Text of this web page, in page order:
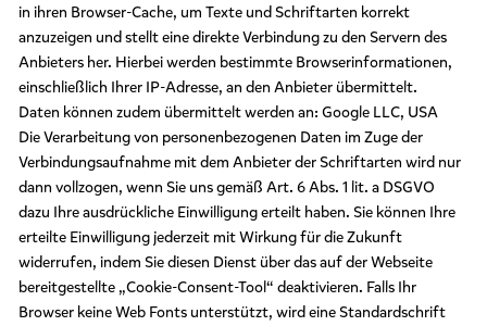
in ihren Browser-Cache, um Texte und Schriftarten korrekt
anzuzeigen und stellt eine direkte Verbindung zu den Servern des
Anbieters her. Hierbei werden bestimmte Browserinformationen,
einschließlich Ihrer IP-Adresse, an den Anbieter übermittelt.
Daten können zudem übermittelt werden an: Google LLC, USA
Die Verarbeitung von personenbezogenen Daten im Zuge der
Verbindungsaufnahme mit dem Anbieter der Schriftarten wird nur
dann vollzogen, wenn Sie uns gemäß Art. 6 Abs. 1 lit. a DSGVO
dazu Ihre ausdrückliche Einwilligung erteilt haben. Sie können Ihre
erteilte Einwilligung jederzeit mit Wirkung für die Zukunft
widerrufen, indem Sie diesen Dienst über das auf der Webseite
bereitgestellte „Cookie-Consent-Tool“ deaktivieren. Falls Ihr
Browser keine Web Fonts unterstützt, wird eine Standardschrift